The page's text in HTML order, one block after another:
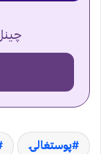
پوستغالۍ